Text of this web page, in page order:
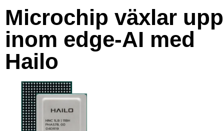
Microchip växlar upp
inom edge-AI med
Hailo